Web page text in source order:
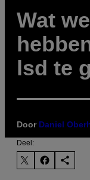
Wat
lsd te
Door Daniel
Deel: